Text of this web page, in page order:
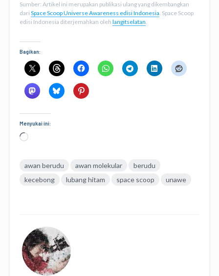
Sumber: Artikel ini merupakan publikasi ulang yang dikembangkan
dari Space Scoop Universe Awareness edisi Indonesia. Space Scoop
edisi Indonesia diterjemahkan oleh langitselatan.
Bagikan:
Menyukai ini:
Memuat...
awan berudu awan molekular
berudu
kecebong
lubang hitam space scoop unawe